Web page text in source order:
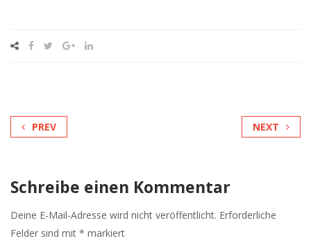
PREV NEXT
Schreibe einen Kommentar
Deine E-Mail-Adresse wird nicht veröffentlicht. Erforderliche
Felder sind mit * markiert